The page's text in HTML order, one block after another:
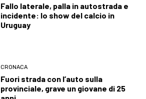
Fallo laterale, palla in autostrada e
incidente: lo show del calcio in
Uruguay
CRONACA
Fuori strada con l’auto sulla
provinciale, grave un giovane di 25